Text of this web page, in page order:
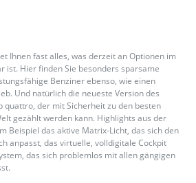
Ihnen fast alles, was derzeit an Optionen im
ist. Hier finden Sie besonders sparsame
Benziner ebenso, wie einen
Und natürlich die neueste Version des
quattro, der mit Sicherheit zu den besten
gezählt werden kann. Highlights aus der
Beispiel das aktive Matrix-Licht, das sich den
anpasst, das virtuelle, volldigitale Cockpit
das sich problemlos mit allen gängigen